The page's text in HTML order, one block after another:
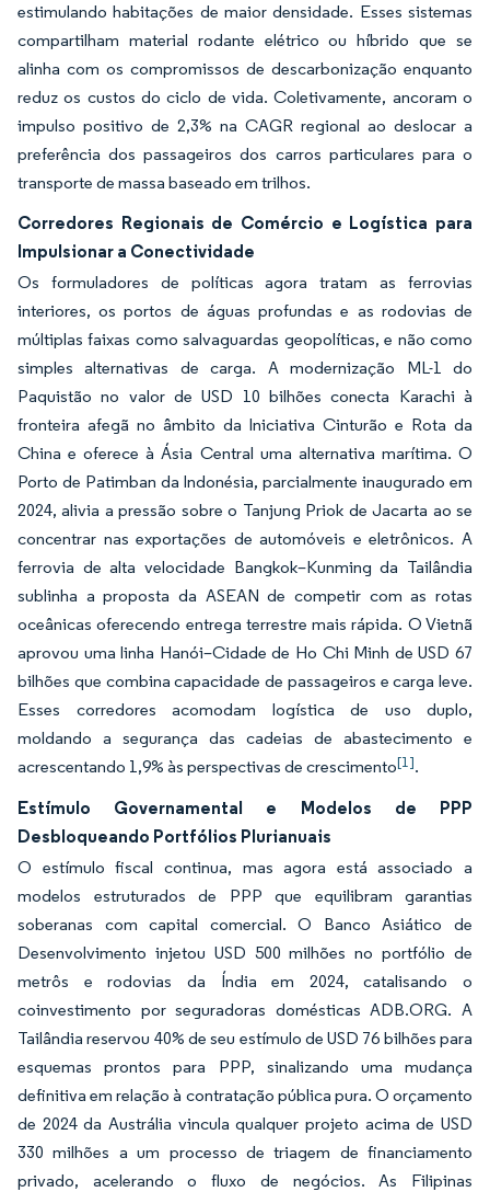
estimulando habitações de maior densidade. Esses sistemas
compartilham material rodante elétrico ou híbrido que se
alinha com os compromissos de descarbonização enquanto
reduz os custos do ciclo de vida. Coletivamente, ancoram o
impulso positivo de 2,3% na CAGR regional ao deslocar a
preferência dos passageiros dos carros particulares para o
transporte de massa baseado em trilhos.
Corredores Regionais de Comércio e Logística para
Impulsionar a Conectividade
Os formuladores de políticas agora tratam as ferrovias
interiores, os portos de águas profundas e as rodovias de
múltiplas faixas como salvaguardas geopolíticas, e não como
simples alternativas de carga. A modernização ML-1 do
Paquistão no valor de USD 10 bilhões conecta Karachi à
fronteira afegã no âmbito da Iniciativa Cinturão e Rota da
China e oferece à Ásia Central uma alternativa marítima. O
Porto de Patimban da Indonésia, parcialmente inaugurado em
2024, alivia a pressão sobre o Tanjung Priok de Jacarta ao se
concentrar nas exportações de automóveis e eletrônicos. A
ferrovia de alta velocidade Bangkok–Kunming da Tailândia
sublinha a proposta da ASEAN de competir com as rotas
oceânicas oferecendo entrega terrestre mais rápida. O Vietnã
aprovou uma linha Hanói–Cidade de Ho Chi Minh de USD 67
bilhões que combina capacidade de passageiros e carga leve.
Esses corredores acomodam logística de uso duplo,
moldando a segurança das cadeias de abastecimento e
acrescentando 1,9% às perspectivas de crescimento[1].
Estímulo Governamental e Modelos de PPP
Desbloqueando Portfólios Plurianuais
O estímulo fiscal continua, mas agora está associado a
modelos estruturados de PPP que equilibram garantias
soberanas com capital comercial. O Banco Asiático de
Desenvolvimento injetou USD 500 milhões no portfólio de
metrôs e rodovias da Índia em 2024, catalisando o
coinvestimento por seguradoras domésticas ADB.ORG. A
Tailândia reservou 40% de seu estímulo de USD 76 bilhões para
esquemas prontos para PPP, sinalizando uma mudança
definitiva em relação à contratação pública pura. O orçamento
de 2024 da Austrália vincula qualquer projeto acima de USD
330 milhões a um processo de triagem de financiamento
privado, acelerando o fluxo de negócios. As Filipinas